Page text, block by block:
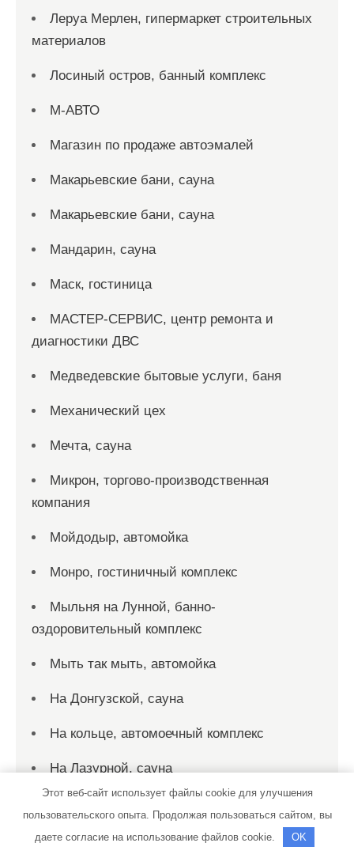
Леруа Мерлен, гипермаркет строительных
материалов
Лосиный остров, банный комплекс
М-АВТО
Магазин по продаже автоэмалей
Макарьевские бани, сауна
Макарьевские бани, сауна
Мандарин, сауна
Маск, гостиница
МАСТЕР-СЕРВИС, центр ремонта и
диагностики ДВС
Медведевские бытовые услуги, баня
Механический цех
Мечта, сауна
Микрон, торгово-производственная
компания
Мойдодыр, автомойка
Монро, гостиничный комплекс
Мыльня на Лунной, банно-
оздоровительный комплекс
Мыть так мыть, автомойка
На Донгузской, сауна
На кольце, автомоечный комплекс
На Лазурной, сауна
Новая Лига, фитнес клуб
Этот веб-сайт использует файлы cookie для улучшения
пользовательского опыта. Продолжая пользоваться сайтом, вы
даете согласие на использование файлов cookie.
OK